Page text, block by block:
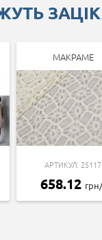
МАКРАМЕ
АРТИКУЛ: 25117
658.12